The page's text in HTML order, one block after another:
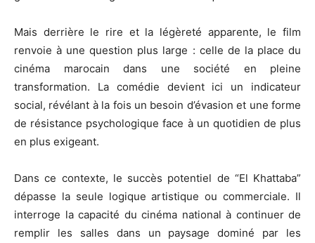
Mais derrière le rire et la légèreté apparente, le film
renvoie à une question plus large : celle de la place du
cinéma marocain dans une société en pleine
transformation. La comédie devient ici un indicateur
social, révélant à la fois un besoin d’évasion et une forme
de résistance psychologique face à un quotidien de plus
en plus exigeant.
Dans ce contexte, le succès potentiel de “El Khattaba”
dépasse la seule logique artistique ou commerciale. Il
interroge la capacité du cinéma national à continuer de
remplir les salles dans un paysage dominé par les